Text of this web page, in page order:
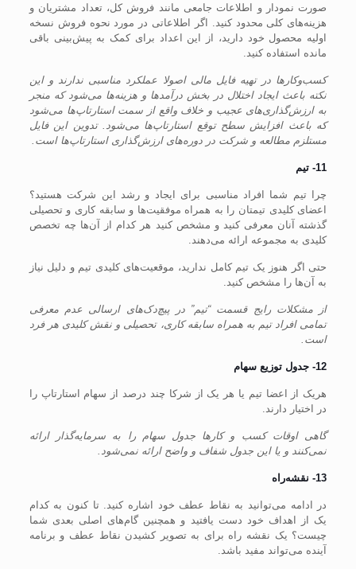
صورت نمودار و اطلاعات جامعی مانند فروش کل، تعداد مشتریان و
هزینه‌های کلی محدود کنید. اگر اطلاعاتی در مورد نحوه فروش نسخه
اولیه محصول خود دارید، از این اعداد برای کمک به پیش‌بینی باقی
مانده استفاده کنید.
کسب‌وکارها در تهیه فایل مالی اصولا عملکرد مناسبی ندارند و این
نکته باعث ایجاد اختلال در بخش درآمدها و هزینه‌ها می‌‌شود که منجر
به ارزش‌گذاری‌های عجیب و خلاف واقع از سمت استارتاپ‌ها می‌شود
که باعث افزایش سطح توقع استارتاپ‌ها می‌شود. تدوین این فایل
مستلزم مطالعه و شرکت در دوره‌های ارزش‌گذاری استارتاپ‌ها است.
11- تیم
چرا تیم شما افراد مناسبی برای ایجاد و رشد این شرکت هستید؟
اعضای کلیدی تیمتان را به همراه موفقیت‌ها و سابقه کاری و تحصیلی
گذشته آنان معرفی کنید و مشخص کنید هر کدام از آن‌ها چه تخصص
کلیدی به مجموعه ارائه می‌دهند.
حتی اگر هنوز یک تیم کامل ندارید، موقعیت‌های کلیدی تیم و دلیل نیاز
به آن‌ها را مشخص کنید.
از مشکلات رایج قسمت “تیم” در پیچ‌دک‌های ارسالی عدم معرفی
تمامی افراد تیم به همراه سابقه کاری، تحصیلی و نقش کلیدی هر فرد
است.
12- جدول توزیع سهام
هریک از اعضا تیم یا هر یک از شرکا چند درصد از سهام استارتاپ را
در اختیار دارند.
گاهی اوقات کسب و کارها جدول سهام را به سرمایه‌گذار ارائه
نمی‌کنند و یا این جدول شفاف و واضح ارائه نمی‌شود.
13- نقشه‌راه
در ادامه می‌توانید به نقاط عطف خود اشاره کنید. تا کنون به کدام
یک از اهداف خود دست یافتید و همچنین گام‌های اصلی بعدی شما
چیست؟ یک نقشه راه برای به تصویر کشیدن نقاط عطف و برنامه
آینده می‌تواند مفید باشد.